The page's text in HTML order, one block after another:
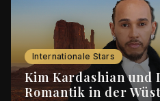
Internationale Stars
Kim Kardashian und
Romantik in der